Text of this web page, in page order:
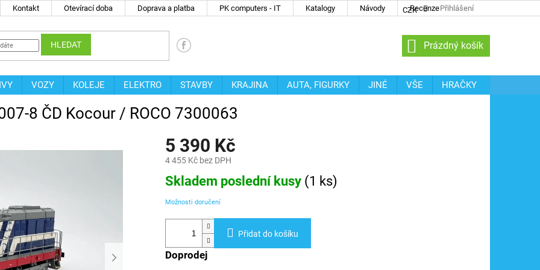
Kontakt Otevírací doba Doprava a platba PK computers - IT Katalogy Návody Recenze
CZK Přihlášení
HLEDAT
NÁKUPNÍ
KOŠÍK
Prázdný košík
VOZY KOLEJE ELEKTRO STAVBY KRAJINA AUTA, FIGURKY JINÉ VŠE
HRAČKY
8 ČD Kocour / ROCO 7300063
5 390 Kč
4 455 Kč bez DPH
Měrná
cena:
Skladem poslední kusy (1 ks)
Možnosti doručení
Přidat do košíku
Doprodej